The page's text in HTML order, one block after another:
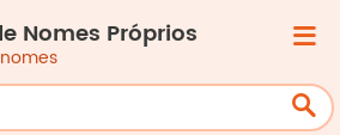
Nomes Próprios